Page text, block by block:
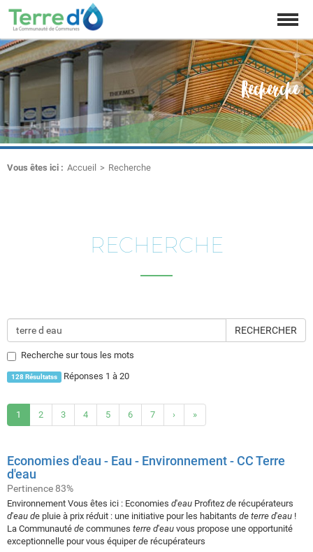
Recherche
Vous êtes ici : Accueil Recherche
RECHERCHE
RECHERCHER
Recherche sur tous les mots
128 Résultatss Réponses 1 à 20
1 2 3 4 5 6 7 › »
Economies d'eau - Eau - Environnement - CC Terre
d'eau
Pertinence 83%
Environnement Vous êtes ici : Economies d'eau Profitez de récupérateurs
d'eau de pluie à prix réduit : une initiative pour les habitants de terre d'eau !
La Communauté de communes terre d'eau vous propose une opportunité
exceptionnelle pour vous équiperde récupérateurs